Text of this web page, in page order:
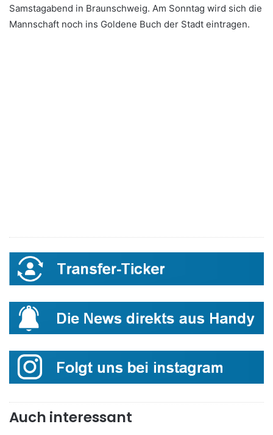
Samstagabend in Braunschweig. Am Sonntag wird sich die
Mannschaft noch ins Goldene Buch der Stadt eintragen.
Auch interessant